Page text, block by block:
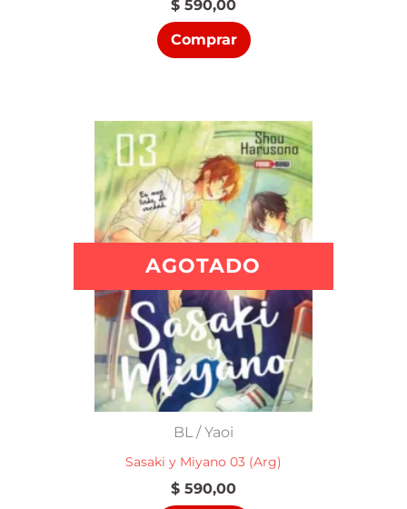
$ 590,00
Comprar
AGOTADO
BL / Yaoi
Sasaki y Miyano 03 (Arg)
$ 590,00